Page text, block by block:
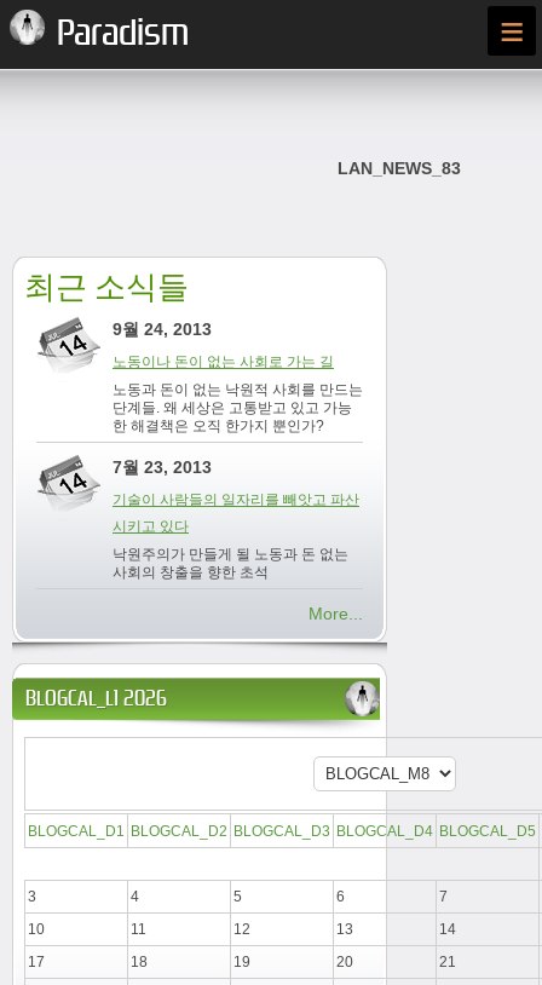
Paradism ≡
LAN_NEWS_83
최근 소식들
9월 24, 2013
노동이나 돈이 없는 사회로 가는 길
노동과 돈이 없는 낙원적 사회를 만드는
단계들. 왜 세상은 고통받고 있고 가능
한 해결책은 오직 한가지 뿐인가?
7월 23, 2013
기술이 사람들의 일자리를 빼앗고 파산
시키고 있다
낙원주의가 만들게 될 노동과 돈 없는
사회의 창출을 향한 초석
More...
BLOGCAL_L1 2026
BLOGCAL_D1 BLOGCAL_D2 BLOGCAL_D3 BLOGCAL_D4 BLOGCAL_D5
3 4 5 6
7
10
11 12 13
14
17
18 19 20
21